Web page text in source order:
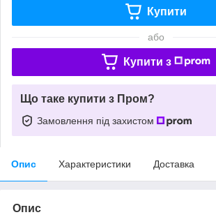
Купити
або
Купити з
Що таке купити з Пром?
Замовлення під захистом
Опис Характеристики Доставка
Опис